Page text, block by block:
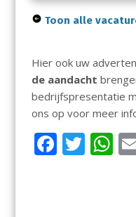
Toon alle
Hier ook uw
de aandacht
bedrijfspresentatie
ons op voor meer
F T W